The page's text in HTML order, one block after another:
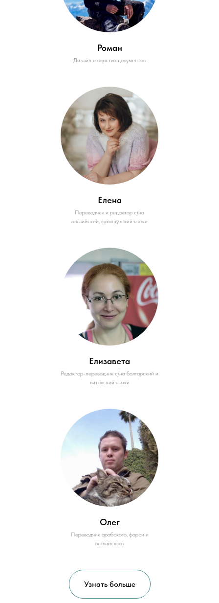
Роман
Дизайн и верстка документов
Елена
Переводчик и редактор с/на
английский, французский языки
Елизавета
Редактор-переводчик с/на болгарский и
литовский языки
Олег
Переводчик арабского, фарси и
английского
Узнать больше